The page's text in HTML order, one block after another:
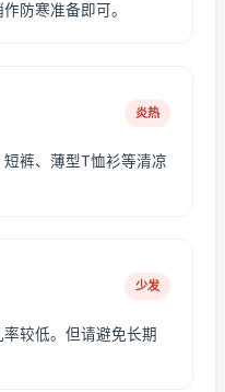
防寒准备即可。
炎热
裤、薄型T恤衫等清凉
少发
较低。但请避免长期